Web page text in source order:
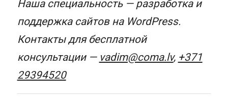
Наша специальность — разработка и
поддержка сайтов на WordPress.
Контакты для бесплатной
консультации — vadim@coma.lv, +371
29394520